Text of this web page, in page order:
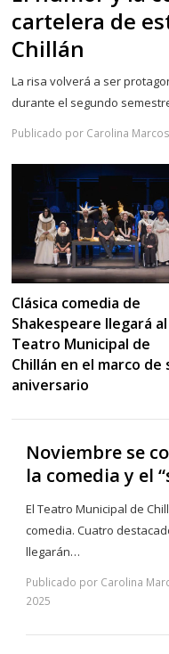
cartelera de
Chillán
La risa volverá a ser
durante el segundo
Publicado por Carolina
Clásica comedia de
Shakespeare llegará al
Teatro Municipal de
Chillán en el marco de
aniversario
Noviembre se
la comedia y el
El Teatro Municipal de
comedia. Cuatro
llegarán…
Publicado por Carolina
2025